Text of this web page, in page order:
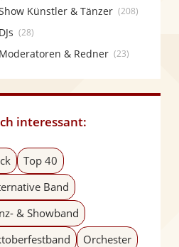
Künstler & Tänzer (208)
DJs (28)
Moderatoren & Redner (23)
interessant:
Top 40
Band
& Showband
Orchester